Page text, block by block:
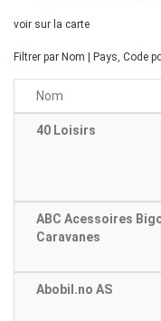
voir sur la carte
Filtrer par Nom Pays, Code
Nom
40 Loisirs
ABC Acessoires
Caravanes
Abobil.no AS